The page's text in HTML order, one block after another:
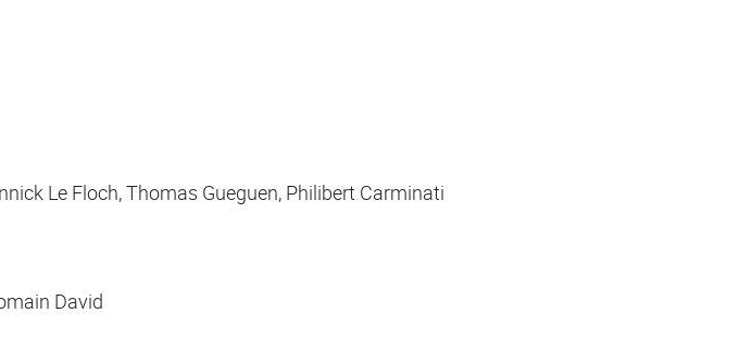
Le Floch, Thomas Gueguen, Philibert Carminati
David